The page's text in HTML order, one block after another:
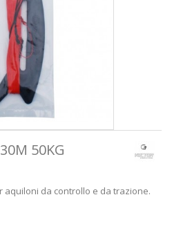
50KG
aquiloni da controllo e da trazione.